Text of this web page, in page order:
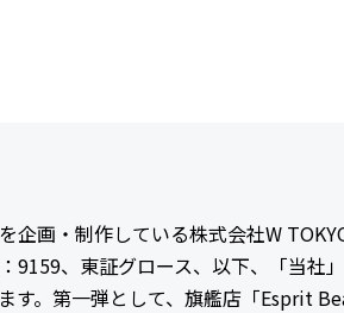
企画・制作している株式会社W
9159、東証グロース、以下、「当社
す。第一弾として、旗艦店「Esprit